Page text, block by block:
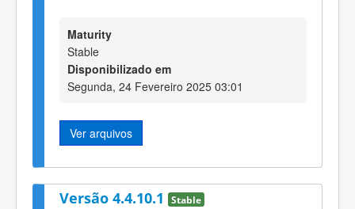
Maturity
Stable
Disponibilizado em
Segunda, 24 Fevereiro 2025 03:01
Ver arquivos
Versão 4.4.10.1 Stable